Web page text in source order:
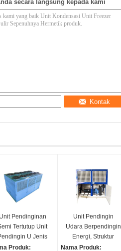
secara langsung kepada kami
Kontak
Unit Pendinginan
Tertutup Unit
U Jenis
Dingin Terpadu
Produk:
Unit Pendingin
Udara Berpendingin
Energi, Struktur
Kompak Volume
Nama Produk: